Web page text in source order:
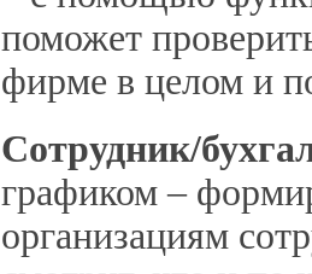
поможет
фирме в целом и
Сотрудник/
графиком –
организациям